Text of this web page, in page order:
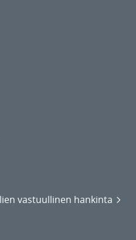
vastuullinen hankinta